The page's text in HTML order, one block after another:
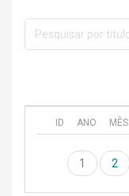
ID ANO MÊS
1 2